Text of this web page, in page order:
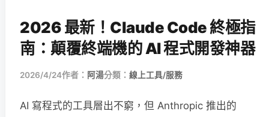
2026 最新！Claude Code 終極指
南：顛覆終端機的 AI 程式開發神器
2026/4/24作者： 阿湯分類： 線上工具/服務
AI 寫程式的工具層出不窮，但 Anthropic 推出的